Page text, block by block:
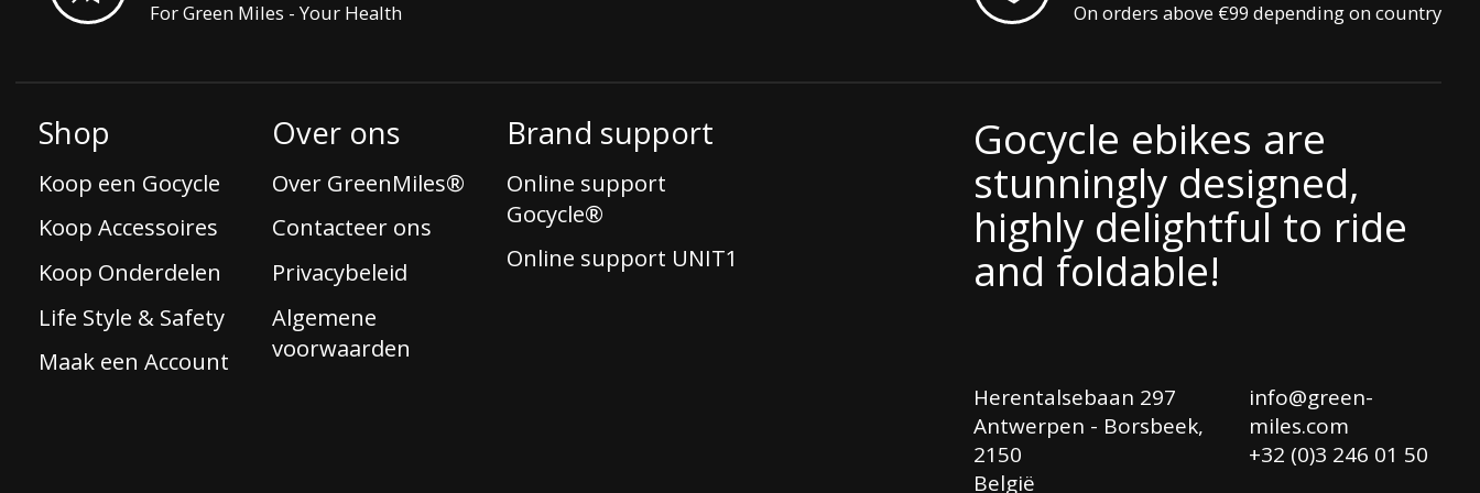
For Green Miles - Your Health On orders above €99 depending on country
Shop
Koop een Gocycle
Koop Accessoires
Koop Onderdelen
Life Style & Safety
Maak een Account
Over ons
Over GreenMiles®
Contacteer ons
Privacybeleid
Algemene
voorwaarden
Brand support
Online support
Gocycle®
Online support UNIT1
Gocycle ebikes are
stunningly designed,
highly delightful to ride
and foldable!
Herentalsebaan 297
Antwerpen - Borsbeek,
2150
België
info@green-
miles.com
+32 (0)3 246 01 50